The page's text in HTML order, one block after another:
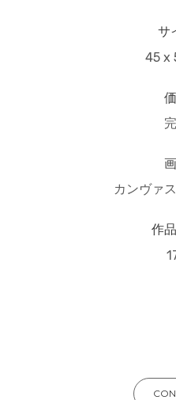
サ
45 x
カンヴァ
作